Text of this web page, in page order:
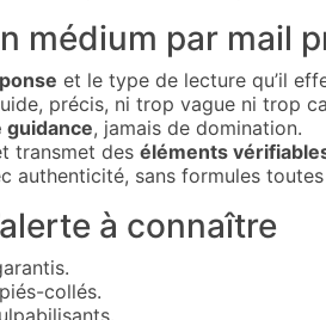
médium par mail
et le type de lecture qu’il
précis, ni trop vague ni trop
guidance, jamais de domination.
transmet des éléments
authenticité, sans formules
à connaître
collés.